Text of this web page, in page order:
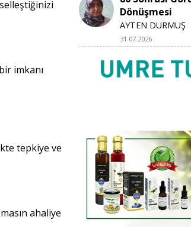
imkanı
tepkiye ve
ahaliye
Dönüşmesi
AYTEN DURMUŞ
31.07.2026